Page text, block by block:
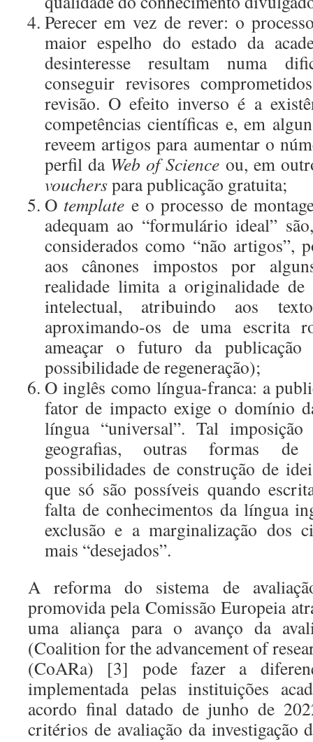
Perecer em vez de rever: o
maior espelho do estado da
desinteresse resultam numa
conseguir revisores
revisão. O efeito inverso é a
competências científicas e, em
reveem artigos para aumentar o
perfil da Web of Science ou, em
voucherspara publicação gratuita;
O template e o processo de
adequam ao “formulário ideal”
considerados como “não artigos”,
aos cânones impostos por
realidade limita a originalidade de
intelectual, atribuindo aos
aproximando-os de uma escrita
ameaçar o futuro da
possibilidade de regeneração);
O inglês como língua-franca: a
fator de impacto exige o domínio
língua “universal”. Tal
geografias, outras formas de
possibilidades de construção de
que só são possíveis quando
falta de conhecimentos da língua
exclusão e a marginalização dos
mais “desejados”.
A reforma do sistema de
promovida pela Comissão Europeia
uma aliança para o avanço da
(Coalition for the advancement of
(CoARa) [3] pode fazer a
implementada pelas instituições
acordo final datado de junho de
critérios de avaliação da investigação